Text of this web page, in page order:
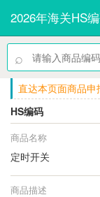
2026年海关HS
⌕
直达本页面商品申
HS编码
商品名称
定时开关
商品描述